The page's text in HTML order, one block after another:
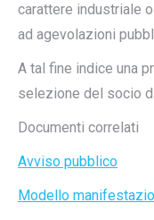
carattere industriale
ad agevolazioni
A tal fine indice una
selezione del socio
Documenti correlati
Avviso pubblico
Modello